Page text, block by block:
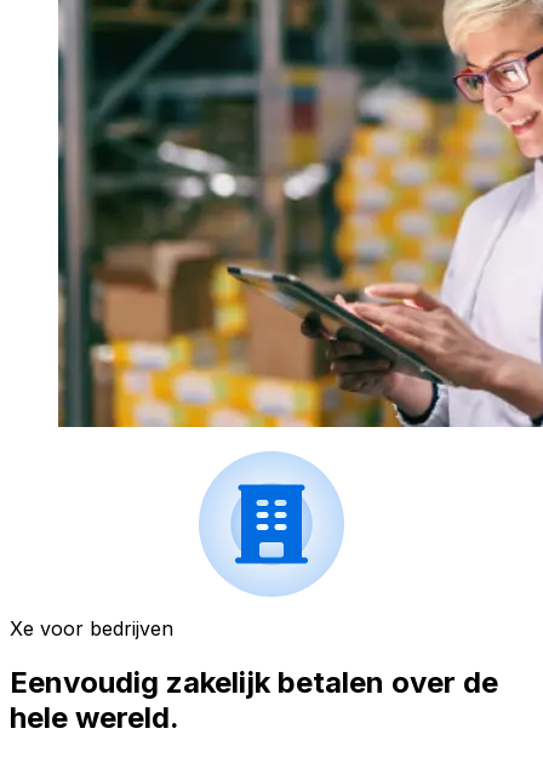
Xe voor bedrijven
Eenvoudig zakelijk betalen over de
hele wereld.